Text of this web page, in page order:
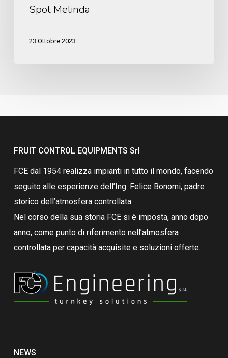
Spot Melinda
23 Ottobre 2023
FRUIT CONTROL EQUIPMENTS Srl
FCE dal 1954 realizza impianti in tutto il mondo, facendo
seguito alle esperienze dell’Ing. Felice Bonomi, padre
storico dell’atmosfera controllata.
Nel corso della sua storia FCE si è imposta, anno dopo
anno, come punto di riferimento nell’atmosfera
controllata per capacità acquisite e soluzioni offerte.
NEWS